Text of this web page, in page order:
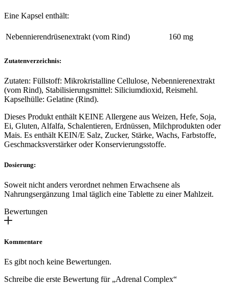
Eine Kapsel enthält:
Nebennierendrüsenextrakt (vom Rind) 160 mg
Zutatenverzeichnis:
Zutaten: Füllstoff: Mikrokristalline Cellulose, Nebennierenextrakt
(vom Rind), Stabilisierungsmittel: Siliciumdioxid, Reismehl.
Kapselhülle: Gelatine (Rind).
Dieses Produkt enthält KEINE Allergene aus Weizen, Hefe, Soja,
Ei, Gluten, Alfalfa, Schalentieren, Erdnüssen, Milchprodukten oder
Mais. Es enthält KEIN/E Salz, Zucker, Stärke, Wachs, Farbstoffe,
Geschmacksverstärker oder Konservierungsstoffe.
Dosierung:
Soweit nicht anders verordnet nehmen Erwachsene als
Nahrungsergänzung 1mal täglich eine Tablette zu einer Mahlzeit.
Bewertungen
Kommentare
Es gibt noch keine Bewertungen.
Schreibe die erste Bewertung für „Adrenal Complex“